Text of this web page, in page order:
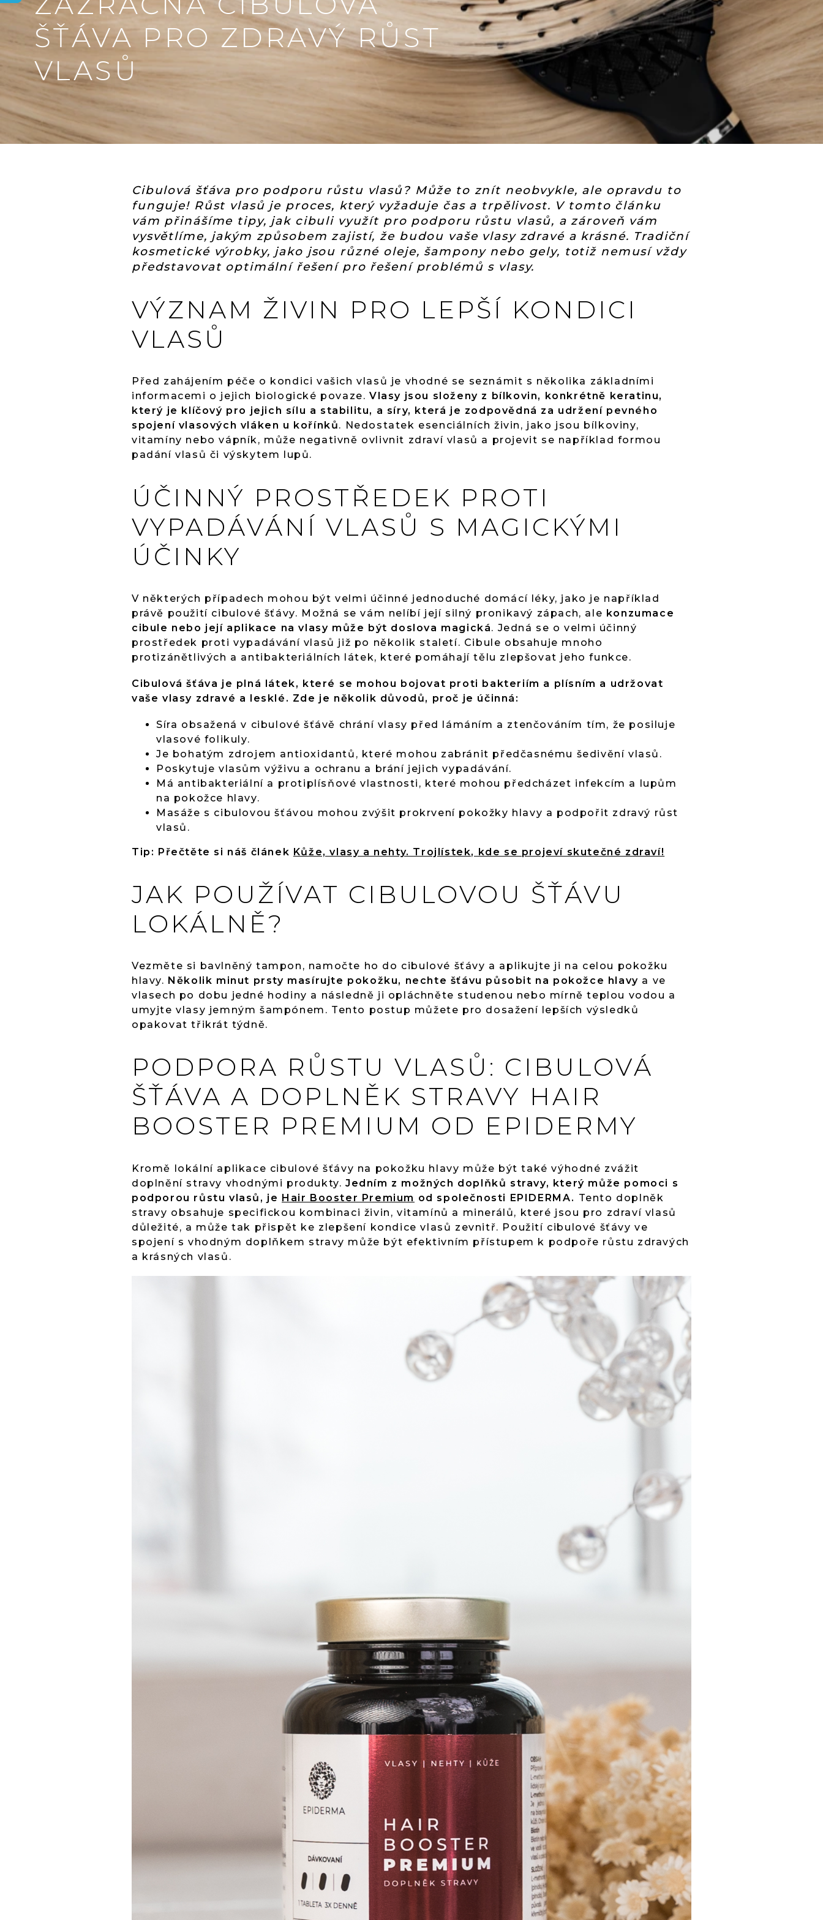
ŠŤÁVA PRO ZDRAVÝ RŮST
VLASŮ
Cibulová šťáva pro podporu růstu vlasů? Může to znít neobvykle, ale opravdu to
funguje! Růst vlasů je proces, který vyžaduje čas a trpělivost. V tomto článku
vám přinášíme tipy, jak cibuli využít pro podporu růstu vlasů, a zároveň vám
vysvětlíme, jakým způsobem zajistí, že budou vaše vlasy zdravé a krásné. Tradiční
kosmetické výrobky, jako jsou různé oleje, šampony nebo gely, totiž nemusí vždy
představovat optimální řešení pro řešení problémů s vlasy.
VÝZNAM ŽIVIN PRO LEPŠÍ KONDICI
VLASŮ
Před zahájením péče o kondici vašich vlasů je vhodné se seznámit s několika základními
informacemi o jejich biologické povaze.Vlasy jsou složeny z bílkovin, konkrétně keratinu,
který je klíčový pro jejich sílu a stabilitu, a síry, která je zodpovědná za udržení pevného
spojení vlasových vláken u kořínků. Nedostatek esenciálních živin, jako jsou bílkoviny,
vitamíny nebo vápník, může negativně ovlivnit zdraví vlasů a projevit se například formou
padání vlasů či výskytem lupů.
ÚČINNÝ PROSTŘEDEK PROTI
VYPADÁVÁNÍ VLASŮ S MAGICKÝMI
ÚČINKY
V některých případech mohou být velmi účinné jednoduché domácí léky, jako je například
právě použití cibulové šťávy. Možná se vám nelíbí její silný pronikavý zápach, ale konzumace
cibule nebo její aplikace na vlasy může být doslova magická. Jedná se o velmi účinný
prostředek proti vypadávání vlasů již po několik staletí. Cibule obsahuje mnoho
protizánětlivých a antibakteriálních látek, které pomáhají tělu zlepšovat jeho funkce.
Cibulová šťáva je plná látek, které se mohou bojovat proti bakteriím a plísním a udržovat
vaše vlasy zdravé a lesklé. Zde je několik důvodů, proč je účinná:
Síra obsažená v cibulové šťávě chrání vlasy před lámáním a ztenčováním tím, že posiluje
vlasové folikuly.
Je bohatým zdrojem antioxidantů, které mohou zabránit předčasnému šedivění vlasů.
Poskytuje vlasům výživu a ochranu a brání jejich vypadávání.
Má antibakteriální a protiplísňové vlastnosti, které mohou předcházet infekcím a lupům
na pokožce hlavy.
Masáže s cibulovou šťávou mohou zvýšit prokrvení pokožky hlavy a podpořit zdravý růst
vlasů.
Tip: Přečtěte si náš článek Kůže, vlasy a nehty. Trojlístek, kde se projeví skutečné zdraví!
JAK POUŽÍVAT CIBULOVOU ŠŤÁVU
LOKÁLNĚ?
Vezměte si bavlněný tampon, namočte ho do cibulové šťávy a aplikujte ji na celou pokožku
hlavy. Několik minut prsty masírujte pokožku, nechte šťávu působit na pokožce hlavy a ve
vlasech po dobu jedné hodiny a následně ji opláchněte studenou nebo mírně teplou vodou a
umyjte vlasy jemným šampónem. Tento postup můžete pro dosažení lepších výsledků
opakovat třikrát týdně.
PODPORA RŮSTU VLASŮ: CIBULOVÁ
ŠŤÁVA A DOPLNĚK STRAVY HAIR
BOOSTER PREMIUM OD EPIDERMY
Kromě lokální aplikace cibulové šťávy na pokožku hlavy může být také výhodné zvážit
doplnění stravy vhodnými produkty. Jedním z možných doplňků stravy, který může pomoci s
podporou růstu vlasů, je Hair Booster Premium od společnosti EPIDERMA. Tento doplněk
stravy obsahuje specifickou kombinaci živin, vitamínů a minerálů, které jsou pro zdraví vlasů
důležité, a může tak přispět ke zlepšení kondice vlasů zevnitř. Použití cibulové šťávy ve
spojení s vhodným doplňkem stravy může být efektivním přístupem k podpoře růstu zdravých
a krásných vlasů.